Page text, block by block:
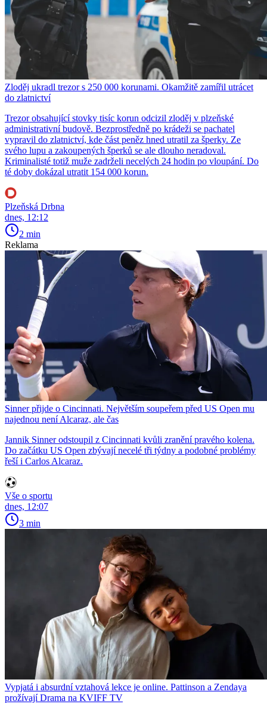
Zloděj ukradl trezor s 250 000 korunami. Okamžitě zamířil utrácet
do zlatnictví
Trezor obsahující stovky tisíc korun odcizil zloděj v plzeňské
administrativní budově. Bezprostředně po krádeži se pachatel
vypravil do zlatnictví, kde část peněz hned utratil za šperky. Ze
svého lupu a zakoupených šperků se ale dlouho neradoval.
Kriminalisté totiž muže zadrželi necelých 24 hodin po vloupání. Do
té doby dokázal utratit 154 000 korun.
Plzeňská Drbna
dnes, 12:12
2 min
Reklama
Sinner přijde o Cincinnati. Největším soupeřem před US Open mu
najednou není Alcaraz, ale čas
Jannik Sinner odstoupil z Cincinnati kvůli zranění pravého kolena.
Do začátku US Open zbývají necelé tři týdny a podobné problémy
řeší i Carlos Alcaraz.
Vše o sportu
dnes, 12:07
3 min
Vypjatá i absurdní vztahová lekce je online. Pattinson a Zendaya
prožívají Drama na KVIFF TV